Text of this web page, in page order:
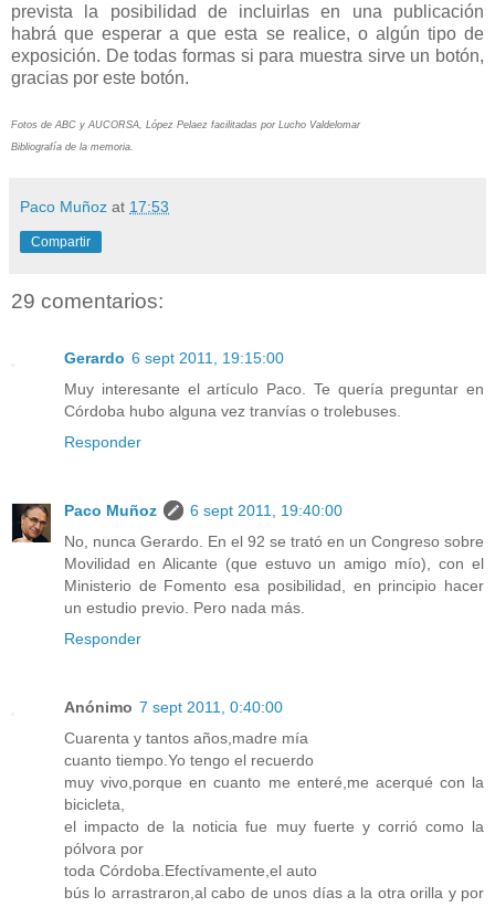
prevista la posibilidad de incluirlas en una publicación
habrá que esperar a que esta se realice, o algún tipo de
exposición. De todas formas si para muestra sirve un botón,
gracias por este botón.
Fotos de ABC y AUCORSA, López Pelaez facilitadas por Lucho Valdelomar
Bibliografía de la memoria.
Paco Muñoz at 17:53
Compartir
29 comentarios:
Gerardo 6 sept 2011, 19:15:00
Muy interesante el artículo Paco. Te quería preguntar en
Córdoba hubo alguna vez tranvías o trolebuses.
Responder
Paco Muñoz
6 sept 2011, 19:40:00
No, nunca Gerardo. En el 92 se trató en un Congreso sobre
Movilidad en Alicante (que estuvo un amigo mío), con el
Ministerio de Fomento esa posibilidad, en principio hacer
un estudio previo. Pero nada más.
Responder
Anónimo 7 sept 2011, 0:40:00
Cuarenta y tantos años,madre mía
cuanto tiempo.Yo tengo el recuerdo
muy vivo,porque en cuanto me enteré,me acerqué con la
bicicleta,
el impacto de la noticia fue muy fuerte y corrió como la
pólvora por
toda Córdoba.Efectívamente,el auto
bús lo arrastraron,al cabo de unos días a la otra orilla y por